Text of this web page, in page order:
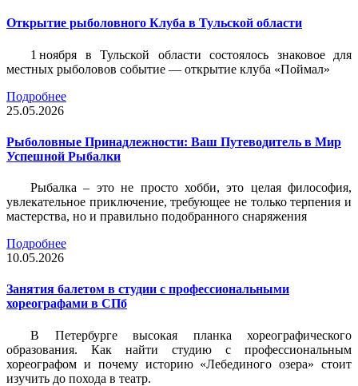
Открытие рыболовного Клуба в Тульской области
1 ноября в Тульской области состоялось знаковое для
местных рыболовов событие — открытие клуба «Поймал»
Подробнее
25.05.2026
Рыболовные Принадлежности: Ваш Путеводитель в Мир
Успешной Рыбалки
Рыбалка – это не просто хобби, это целая философия,
увлекательное приключение, требующее не только терпения и
мастерства, но и правильно подобранного снаряжения
Подробнее
10.05.2026
Занятия балетом в студии с профессиональными
хореографами в СПб
В Петербурге высокая планка хореографического
образования. Как найти студию с профессиональным
хореографом и почему историю «Лебединого озера» стоит
изучить до похода в театр.